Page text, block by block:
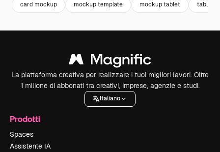
card mockup mockup template mockup tablet tablet
La piattaforma creativa per realizzare i tuoi migliori lavori. Oltre
1 milione di abbonati tra creativi, imprese, agenzie e studi.
Italiano
Prodotti
Spaces
Assistente IA